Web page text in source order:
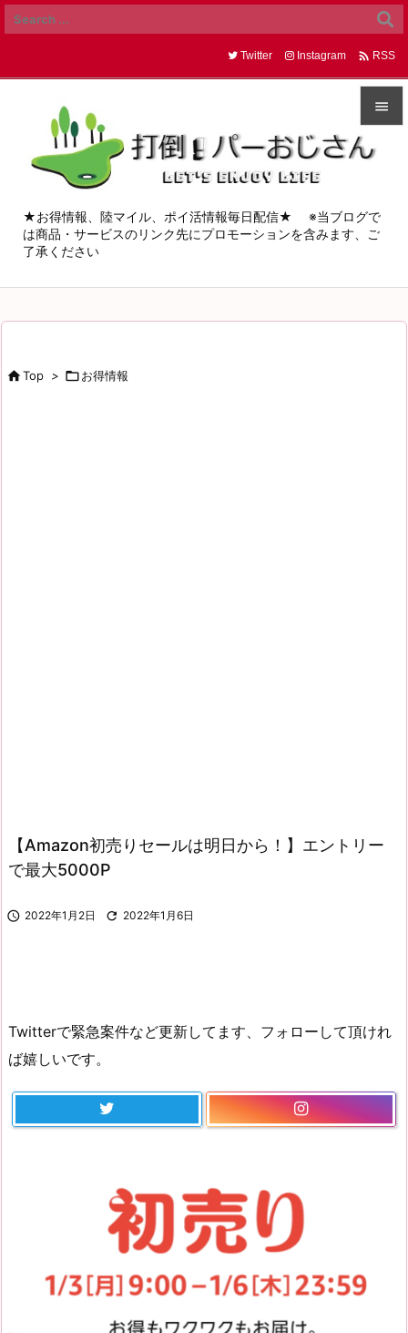


メニュ
サイド


Twitter Instagram  RSS
★お得情報、陸マイル、ポイ活情報毎日配信★ ※当ブログで
は商品・サービスのリンク先にプロモーションを含みます、ご
了承ください
Top > お得情報
【Amazon初売りセールは明日から！】エントリー
で最大5000P
 2022年1月2日  2022年1月6日
Twitterで緊急案件など更新してます、フォローして頂けれ
ば嬉しいです。